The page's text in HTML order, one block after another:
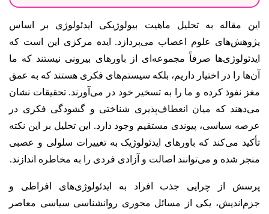
این مقاله به تحلیل ماهیت بیولوژیکی ایدئولوژی بر اساس
پژوهش‌های علوم اعصاب می‌پردازد. ایده مرکزی این است که
ایدئولوژی‌ها صرفاً مجموعه‌ای از باورهای بیرونی نیستند که ما
آن‌ها را در اختیار داریم، بلکه سیستم‌های فکری هستند که به عمق
مغز نفوذ کرده و ما را به تسخیر خود در می‌آورند. تحقیقات نشان
می‌دهند که میان انعطاف‌پذیری شناختی و گشودگی فکری در
عرصه سیاسی، پیوندی مستقیم وجود دارد. این تحلیل بر این نکته
تأکید می‌کند که باورهای ایدئولوژیک به تغییرات سلولی و عصبی
منجر شده و می‌توانند اصالت و آزادی فردی را به مخاطره اندازند.
پرسش از چرایی جذب افراد به ایدئولوژی‌های افراطی و
جزم‌اندیش، یکی از مسائل محوری روانشناسی سیاسی معاصر